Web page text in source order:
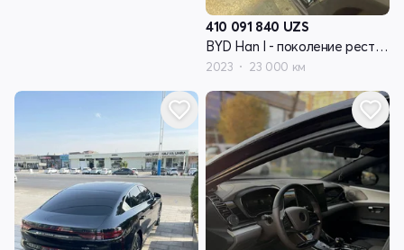
410 091 840 UZS
BYD Han I - поколение рестайлинг
2023 23 000 км